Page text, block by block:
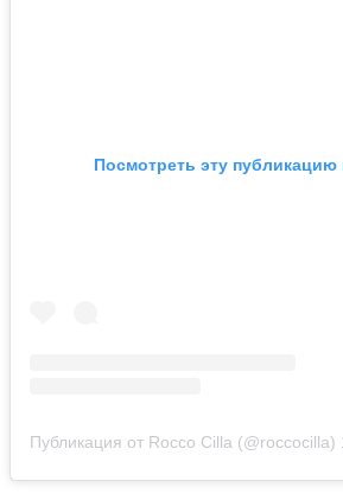
Посмотреть эту публикацию
Публикация от Rocco Cilla (@roccocilla)